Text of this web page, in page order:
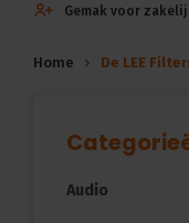
Gemak voor
Home De LEE
Audio